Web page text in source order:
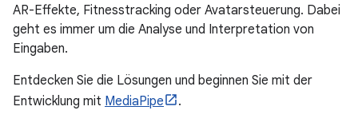
AR-Effekte, Fitnesstracking oder Avatarsteuerung. Dabei
geht es immer um die Analyse und Interpretation von
Eingaben.
Entdecken Sie die Lösungen und beginnen Sie mit der
Entwicklung mit MediaPipe .